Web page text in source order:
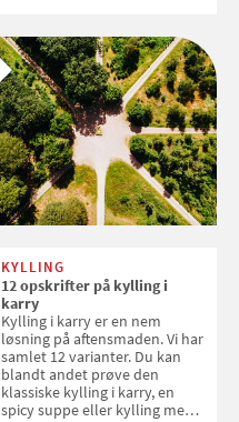
enkle råd til at spare penge på
tøjvasken
KYLLING
12 opskrifter på kylling i
karry
Kylling i karry er en nem
løsning på aftensmaden. Vi har
samlet 12 varianter. Du kan
blandt andet prøve den
klassiske kylling i karry, en
spicy suppe eller kylling med